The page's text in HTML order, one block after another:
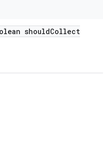
shouldCollect